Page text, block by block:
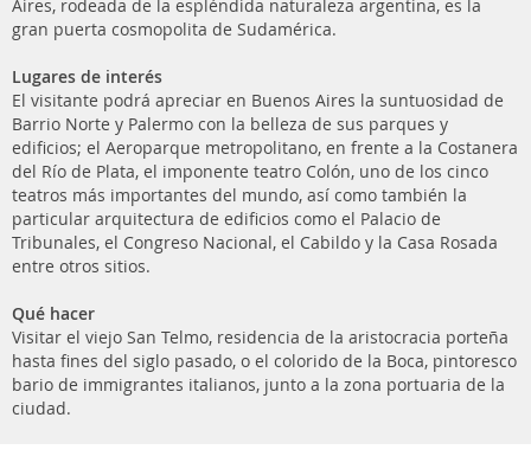
Aires, rodeada de la espléndida naturaleza argentina, es la
gran puerta cosmopolita de Sudamérica.
Lugares de interés
El visitante podrá apreciar en Buenos Aires la suntuosidad de
Barrio Norte y Palermo con la belleza de sus parques y
edificios; el Aeroparque metropolitano, en frente a la Costanera
del Río de Plata, el imponente teatro Colón, uno de los cinco
teatros más importantes del mundo, así como también la
particular arquitectura de edificios como el Palacio de
Tribunales, el Congreso Nacional, el Cabildo y la Casa Rosada
entre otros sitios.
Qué hacer
Visitar el viejo San Telmo, residencia de la aristocracia porteña
hasta fines del siglo pasado, o el colorido de la Boca, pintoresco
bario de immigrantes italianos, junto a la zona portuaria de la
ciudad.